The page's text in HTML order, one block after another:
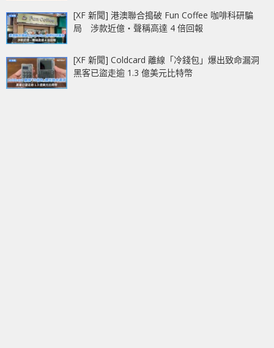
[XF 新聞] 港澳聯合搗破 Fun Coffee 咖啡科研騙
局 涉款近億‧聲稱高達 4 倍回報
[XF 新聞] Coldcard 離線「冷錢包」爆出致命漏洞
黑客已盜走逾 1.3 億美元比特幣